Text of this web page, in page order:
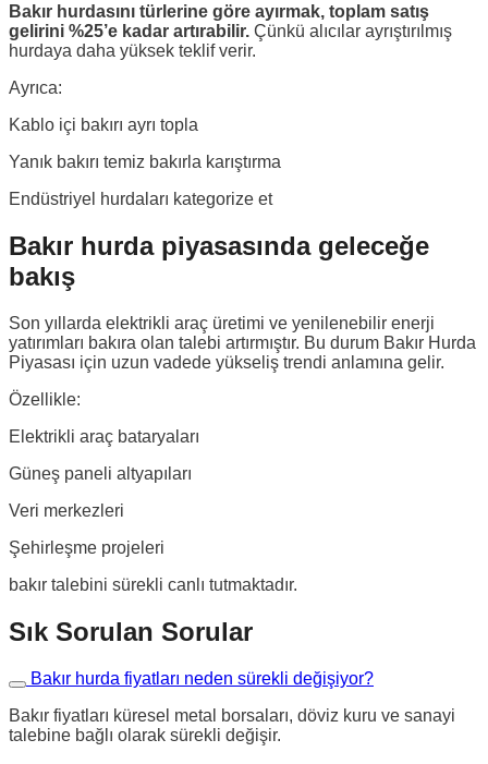
Bakır hurdasını türlerine göre ayırmak, toplam satış
gelirini %25’e kadar artırabilir. Çünkü alıcılar ayrıştırılmış
hurdaya daha yüksek teklif verir.
Ayrıca:
Kablo içi bakırı ayrı topla
Yanık bakırı temiz bakırla karıştırma
Endüstriyel hurdaları kategorize et
Bakır hurda piyasasında geleceğe
bakış
Son yıllarda elektrikli araç üretimi ve yenilenebilir enerji
yatırımları bakıra olan talebi artırmıştır. Bu durum Bakır Hurda
Piyasası için uzun vadede yükseliş trendi anlamına gelir.
Özellikle:
Elektrikli araç bataryaları
Güneş paneli altyapıları
Veri merkezleri
Şehirleşme projeleri
bakır talebini sürekli canlı tutmaktadır.
Sık Sorulan Sorular
Bakır hurda fiyatları neden sürekli değişiyor?
Bakır fiyatları küresel metal borsaları, döviz kuru ve sanayi
talebine bağlı olarak sürekli değişir.